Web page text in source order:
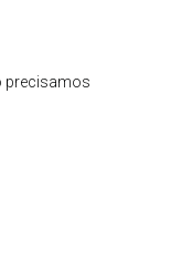
precisamos